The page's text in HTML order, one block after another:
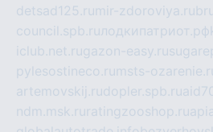
detsad125.ru mir-zdoroviya.ru
council.spb.ruлодкипатриот.рф
iclub.net.rugazon-easy.ru
pylesostineco.ru msts-
artemovskij.rudopler.spb.ru
ndm.msk.ru ratingzooshop.ru